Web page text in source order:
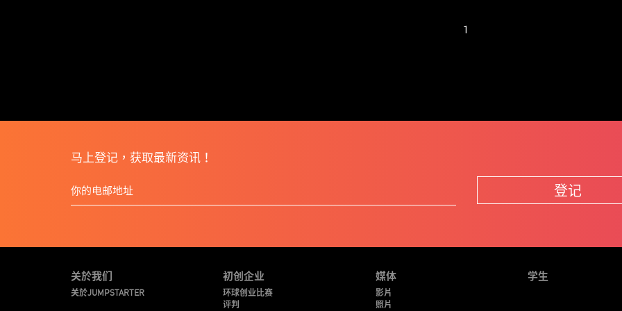
1
马上登记，获取最新资讯！
登记
关於我们
关於JUMPSTARTER
初创企业
环球创业比赛
评判
媒体
影片
照片
学生